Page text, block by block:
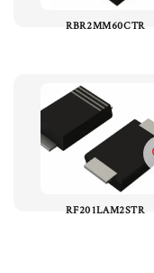
RBR2MM60CTR
RF201LAM2STR